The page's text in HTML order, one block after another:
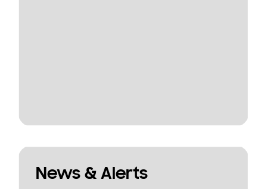
News & Alerts